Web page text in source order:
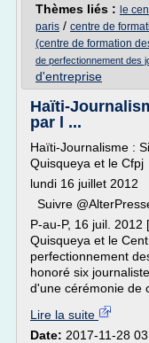
Thèmes liés : le
paris / centre de
(centre de formation
de perfectionnement des
d'entreprise
Haïti-
par l ...
Haïti-Journalisme :
Quisqueya et le Cfpj
lundi 16 juillet 2012
Suivre
P-au-P, 16 juil.
Quisqueya et le
perfectionnement
honoré six
d'une cérémonie de
Lire la suite
Date: 2017-11-28